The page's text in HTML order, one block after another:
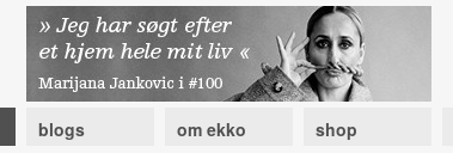
blogs om ekko shop